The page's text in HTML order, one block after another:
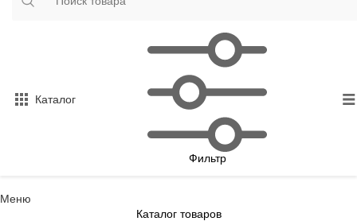
Каталог
Фильтр
Меню
Каталог товаров